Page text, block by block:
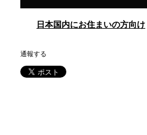
日本国内にお住まいの方向け
通報する